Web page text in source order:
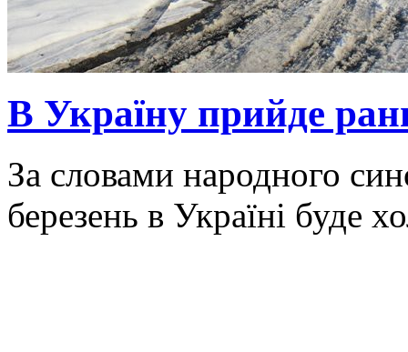
В Україну прийде
За словами народного
березень в Україні буде